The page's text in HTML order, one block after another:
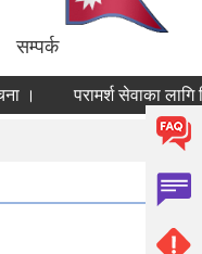
सम्पर्क
परामर्श सेवाका लागि